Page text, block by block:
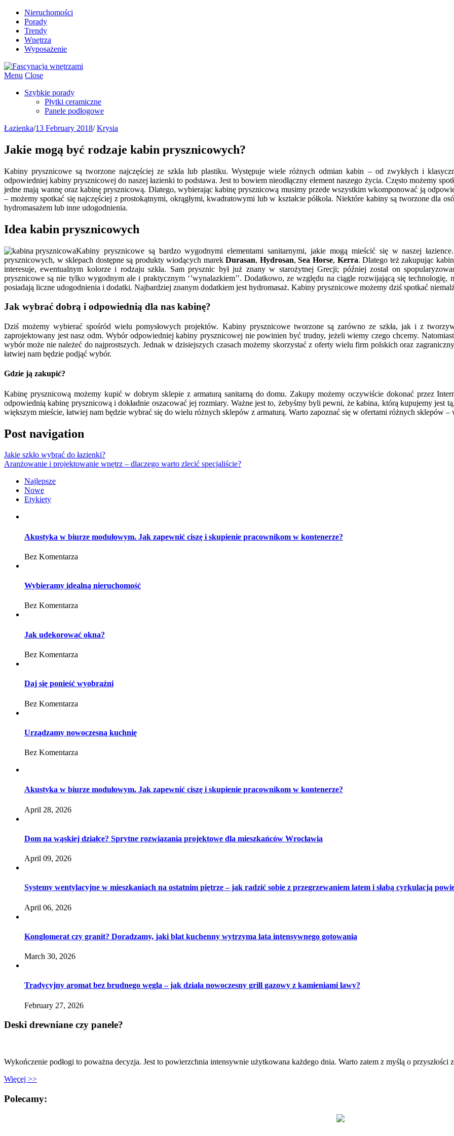
Nieruchomości
Porady
Trendy
Wnętrza
Wyposażenie
Menu Close
Szybkie porady
Płytki ceramiczne
Panele podłogowe
Łazienka/13 February 2018/ Krysia
Jakie mogą być rodzaje kabin prysznicowych?
Kabiny prysznicowe są tworzone najczęściej ze szkła lub plastiku. Występuje wiele różnych odmian kabin – od zwykłych i
odpowiedniej kabiny prysznicowej do naszej łazienki to podstawa. Jest to bowiem nieodłączny element naszego życia. Często możemy
jedne mają wannę oraz kabinę prysznicową. Dlatego, wybierając kabinę prysznicową musimy przede wszystkim wkomponować ją
– możemy spotkać się najczęściej z prostokątnymi, okrągłymi, kwadratowymi lub w kształcie półkola. Niektóre kabiny są tworzone dla
hydromasażem lub inne udogodnienia.
Idea kabin prysznicowych
Kabiny prysznicowe są bardzo wygodnymi elementami sanitarnymi, jakie mogą mieścić się w naszej
prysznicowych, w sklepach dostępne są produkty wiodących marekDurasan, Hydrosan,Sea Horse, Kerra. Dlatego też zakupując
interesuje, ewentualnym kolorze i rodzaju szkła. Sam prysznic był już znany w starożytnej Grecji; później został on
prysznicowe są nie tylko wygodnym ale i praktycznym ‘’wynalazkiem’’. Dodatkowo, ze względu na ciągle rozwijającą się
posiadają liczne udogodnienia i dodatki. Najbardziej znanym dodatkiem jest hydromasaż. Kabiny prysznicowe możemy dziś spotkać
Jak wybrać dobrą i odpowiednią dla nas kabinę?
Dziś możemy wybierać spośród wielu pomysłowych projektów. Kabiny prysznicowe tworzone są zarówno ze szkła, jak i z
zaprojektowany jest nasz odm. Wybór odpowiedniej kabiny prysznicowej nie powinien być trudny, jeżeli wiemy czego chcemy.
wybór może nie należeć do najprostszych. Jednak w dzisiejszych czasach możemy skorzystać z oferty wielu firm polskich oraz
łatwiej nam będzie podjąć wybór.
Gdzie ją zakupić?
Kabinę prysznicową możemy kupić w dobrym sklepie z armaturą sanitarną do domu. Zakupy możemy oczywiście dokonać przez
odpowiednią kabinę prysznicową i dokładnie oszacować jej rozmiary. Ważne jest to, żebyśmy byli pewni, że kabina, którą kupujemy jest
większym mieście, łatwiej nam będzie wybrać się do wielu różnych sklepów z armaturą. Warto zapoznać się w ofertami różnych sklepów
Post navigation
Jakie szkło wybrać do łazienki?
Aranżowanie i projektowanie wnętrz – dlaczego warto zlecić specjaliście?
Najlepsze
Nowe
Etykiety
Akustyka w biurze modułowym. Jak zapewnić ciszę i skupienie pracownikom w kontenerze?
Bez Komentarza
Wybieramy idealną nieruchomość
Bez Komentarza
Jak udekorować okna?
Bez Komentarza
Daj się ponieść wyobraźni
Bez Komentarza
Urządzamy nowoczesną kuchnię
Bez Komentarza
Akustyka w biurze modułowym. Jak zapewnić ciszę i skupienie pracownikom w kontenerze?
April 28, 2026
Dom na wąskiej działce? Sprytne rozwiązania projektowe dla mieszkańców Wrocławia
April 09, 2026
Systemy wentylacyjne w mieszkaniach na ostatnim piętrze – jak radzić sobie z przegrzewaniem latem i słabą cyrkulacją
April 06, 2026
Konglomerat czy granit? Doradzamy, jaki blat kuchenny wytrzyma lata intensywnego gotowania
March 30, 2026
Tradycyjny aromat bez brudnego węgla – jak działa nowoczesny grill gazowy z kamieniami lawy?
February 27, 2026
Deski drewniane czy panele?
Wykończenie podłogi to poważna decyzja. Jest to powierzchnia intensywnie użytkowana każdego dnia. Warto zatem z myślą o przyszłości
Więcej >>
Polecamy: